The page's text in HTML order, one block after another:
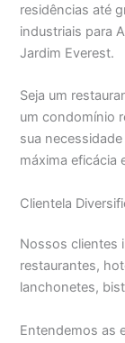
residências até
industriais para
Jardim Everest.
Seja um
um condomínio
sua
máxima eficácia
Clientela
Nossos clientes
restaurantes,
lanchonetes,
Entendemos as